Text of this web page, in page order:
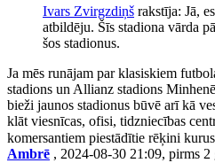
Ivars Zvirgzdiņš rakstīja: Jā,
atbildēju. Šīs stadiona vārda
šos stadionus.
Ja mēs runājam par klasiskiem
stadions un Allianz stadions
bieži jaunos stadionus būvē arī kā
klāt viesnīcas, ofisi, tidzniecības
komersantiem piestādītie rēķini
Ambrē , 2024-08-30 21:09, pirms 2